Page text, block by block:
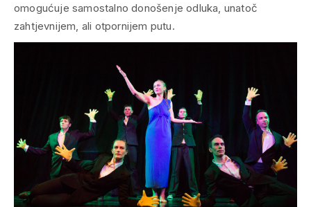
omogućuje samostalno donošenje odluka, unatoč
zahtjevnijem, ali otpornijem putu.